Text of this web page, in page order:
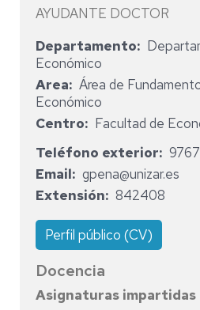
AYUDANTE DOCTOR
Departamento
Económico
Area
Área de
Económico
Centro
Facultad de
Teléfono exterior
Email
gpena@unizar.es
Extensión
842408
Perfil público (CV)
Docencia
Asignaturas impartidas